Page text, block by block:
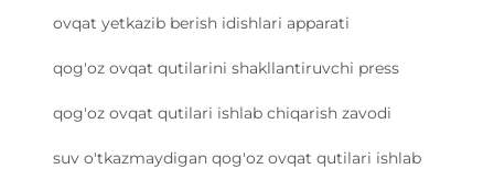
ovqat yetkazib berish idishlari apparati
qog'oz ovqat qutilarini shakllantiruvchi press
qog'oz ovqat qutilari ishlab chiqarish zavodi
suv o'tkazmaydigan qog'oz ovqat qutilari ishlab